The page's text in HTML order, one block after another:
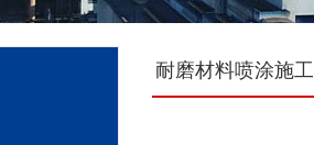
耐磨材料喷涂施工